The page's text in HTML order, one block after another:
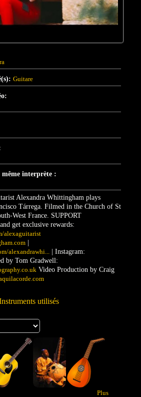
Guitare
interprète :
Alexandra Whittingham plays
Tárrega. Filmed in the Church of St
West France. SUPPORT
get exclusive rewards:
alexaguitarist
|
alexandrawhi... | Instagram:
by Tom Gradwell:
Video Production by Craig
utilisés
Plus